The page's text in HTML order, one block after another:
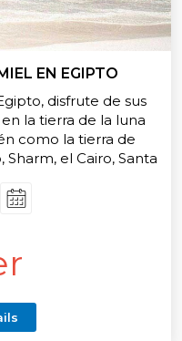
EN EGIPTO
disfrute de sus
la tierra de la luna
como la tierra de
Sharm, el Cairo, Santa